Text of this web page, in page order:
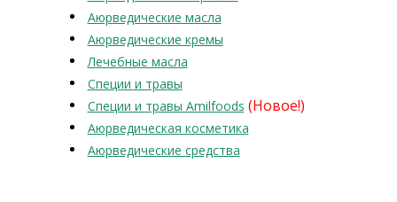
Аюрведические масла
Аюрведические кремы
Лечебные масла
Специи и травы
Специи и травы Amilfoods (Новое!)
Аюрведическая косметика
Аюрведические средства